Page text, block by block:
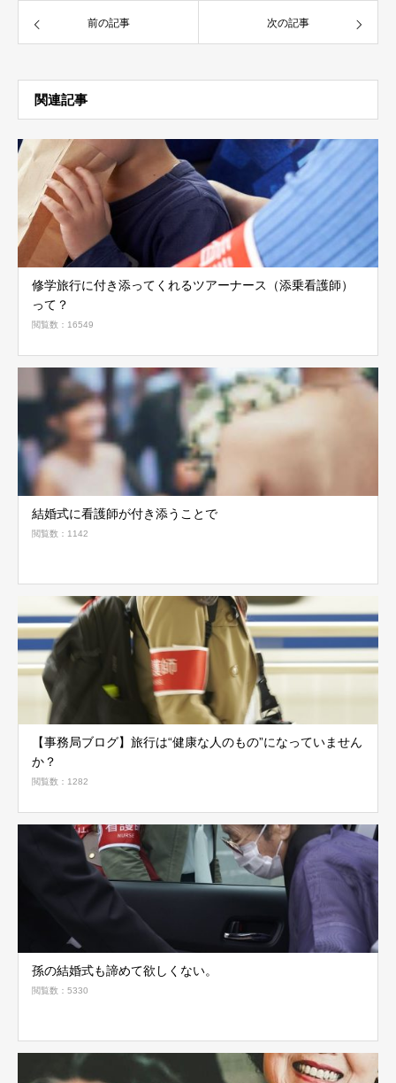
前の記事 次の記事
関連記事
修学旅行に付き添ってくれるツアーナース（添乗看護師）
って？
閲覧数：16549
結婚式に看護師が付き添うことで
閲覧数：1142
【事務局ブログ】旅行は“健康な人のもの”になっていません
か？
閲覧数：1282
孫の結婚式も諦めて欲しくない。
閲覧数：5330